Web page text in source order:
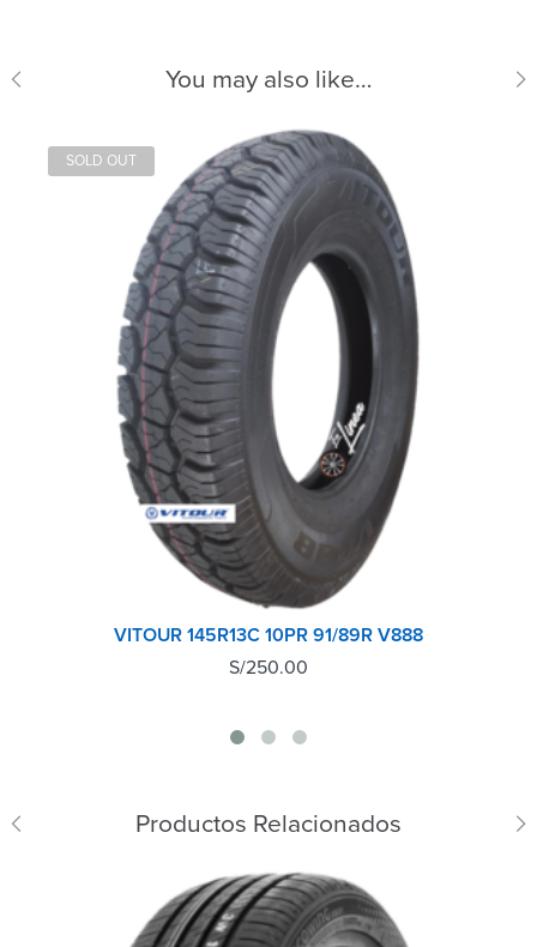
You may also like…
SOLD OUT
VITOUR 145R13C 10PR 91/89R V888
S/250.00
Productos Relacionados